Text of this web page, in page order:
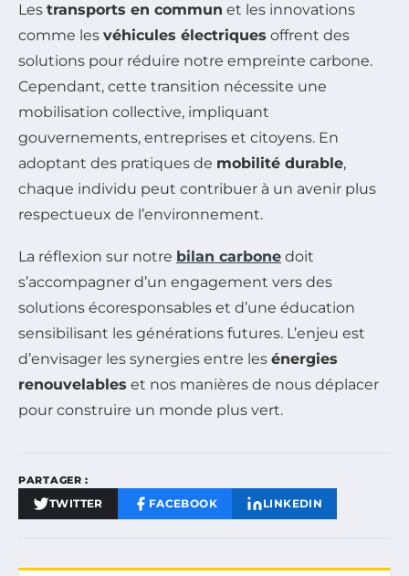
Les transports en commun et les innovations
comme les véhicules électriques offrent des
solutions pour réduire notre empreinte carbone.
Cependant, cette transition nécessite une
mobilisation collective, impliquant
gouvernements, entreprises et citoyens. En
adoptant des pratiques de mobilité durable,
chaque individu peut contribuer à un avenir plus
respectueux de l’environnement.
La réflexion sur notre bilan carbone doit
s’accompagner d’un engagement vers des
solutions écoresponsables et d’une éducation
sensibilisant les générations futures. L’enjeu est
d’envisager les synergies entre les énergies
renouvelables et nos manières de nous déplacer
pour construire un monde plus vert.
PARTAGER :
TWITTER FACEBOOK LINKEDIN